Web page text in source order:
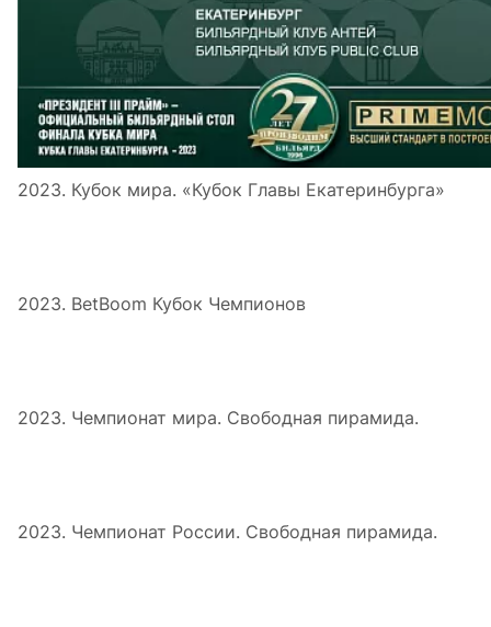
2023. Кубок мира. «Кубок Главы Екатеринбурга»
2023. BetBoom Кубок Чемпионов
2023. Чемпионат мира. Свободная пирамида.
2023. Чемпионат России. Свободная пирамида.